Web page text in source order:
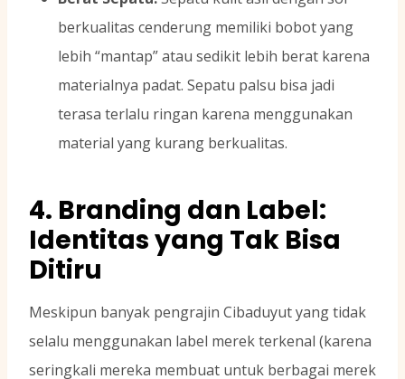
berkualitas cenderung memiliki bobot yang
lebih “mantap” atau sedikit lebih berat karena
materialnya padat. Sepatu palsu bisa jadi
terasa terlalu ringan karena menggunakan
material yang kurang berkualitas.
4. Branding dan Label:
Identitas yang Tak Bisa
Ditiru
Meskipun banyak pengrajin Cibaduyut yang tidak
selalu menggunakan label merek terkenal (karena
seringkali mereka membuat untuk berbagai merek